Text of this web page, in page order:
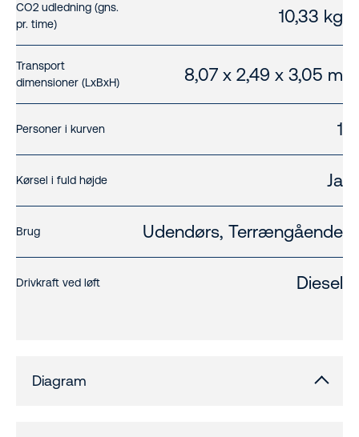
CO2 udledning (gns.
pr. time)
10,33 kg
Transport
dimensioner (LxBxH)
8,07 x 2,49 x 3,05 m
Personer i kurven 1
Kørsel i fuld højde Ja
Brug Udendørs, Terrængående
Drivkraft ved løft Diesel
Diagram